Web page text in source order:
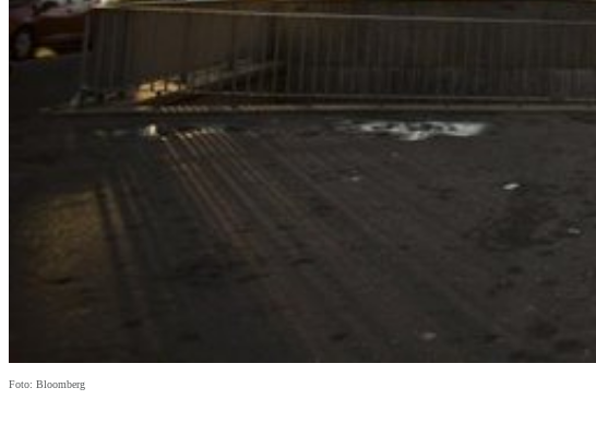
Foto: Bloomberg